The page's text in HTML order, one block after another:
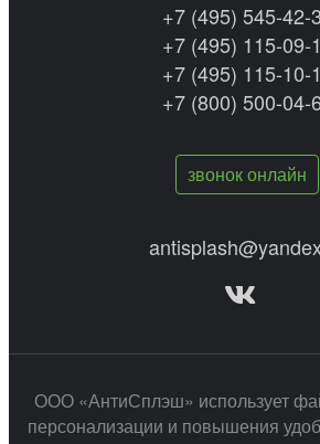
+7 (495) 545-42-
+7 (495) 115-09-
+7 (495) 115-10-
+7 (800) 500-04-
звонок онлайн
ООО «АнтиСплэш» использует
персонализации и повышения